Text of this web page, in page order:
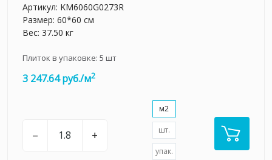
Артикул: KM6060G0273R
Размер: 60*60 см
Вес: 37.50 кг
Плиток в упаковке: 5 шт
3 247.64 руб./м2
– +
м2
шт.
упак.